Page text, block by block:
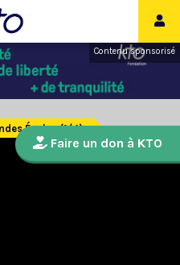
Contenu sponsorisé
Écoles (1/4)
Faire un don à KTO